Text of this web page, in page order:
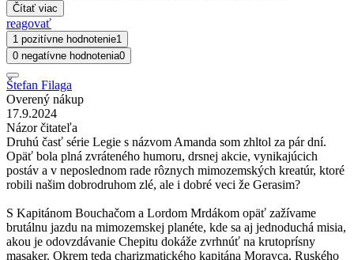
Čítať viac
reagovať
1 pozitívne hodnotenie1
0 negatívne hodnotenia0
Štefan Filaga
Overený nákup
17.9.2024
Názor čitateľa
Druhú časť série Legie s názvom Amanda som zhltol za pár dní.
Opäť bola plná zvráteného humoru, drsnej akcie, vynikajúcich
postáv a v neposlednom rade rôznych mimozemských kreatúr, ktoré
robili našim dobrodruhom zlé, ale i dobré veci že Gerasim?
S Kapitánom Bouchačom a Lordom Mrdákom opäť zažívame
brutálnu jazdu na mimozemskej planéte, kde sa aj jednoduchá misia,
akou je odovzdávanie Chepitu dokáže zvrhnúť na krutoprísny
masaker. Okrem teda charizmatického kapitána Moravca, Ruského